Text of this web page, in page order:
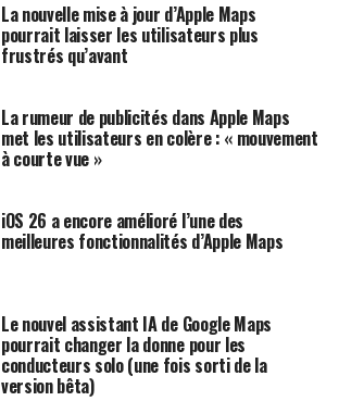
La nouvelle mise à jour d’Apple Maps
pourrait laisser les utilisateurs plus
frustrés qu’avant
La rumeur de publicités dans Apple Maps
met les utilisateurs en colère : « mouvement
à courte vue »
iOS 26 a encore amélioré l’une des
meilleures fonctionnalités d’Apple Maps
Le nouvel assistant IA de Google Maps
pourrait changer la donne pour les
conducteurs solo (une fois sorti de la
version bêta)